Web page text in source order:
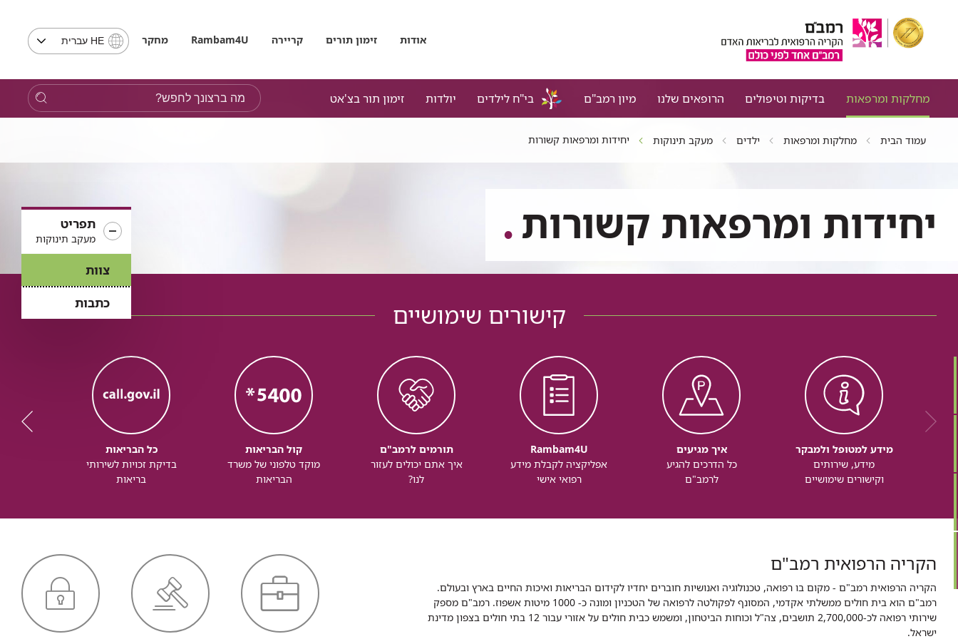
אודות זימון תורים קריירה Rambam4U מחקר
בחירת
שים
לב,
בבחירת
HE עברית
מחלקות ומרפאות בדיקות וטיפולים הרופאים שלנו מיון רמב"ם בי"ח לילדים יולדות זימון תור בצ'אט
מה
ברצונך
לחפש?
עמוד הבית מחלקות ומרפאות ילדים מעקב תינוקות יחידות ומרפאות קשורות
תפריט
מעקב תינוקות
צוות
כתבות
יחידות ומרפאות קשורות
קישורים שימושיים
מידע למטופל ולמבקר
מידע, שירותים
וקישורים שימושיים
איך מגיעים
כל הדרכים להגיע
לרמב"ם
Rambam4U
אפליקציה לקבלת מידע
רפואי אישי
תורמים לרמב"ם
איך אתם יכולים לעזור
לנו?
קול הבריאות
מוקד טלפוני של משרד
הבריאות
כל הבריאות
בדיקת זכויות לשירותי
בריאות
הקריה הרפואית רמב"ם
הקריה הרפואית רמב"ם - מקום בו רפואה, טכנולוגיה ואנושיות חוברים יחדיו לקידום הבריאות ואיכות החיים בארץ ובעולם.
רמב"ם הוא בית חולים ממשלתי אקדמי, המסונף לפקולטה לרפואה של הטכניון ומונה כ- 1000 מיטות אשפוז. רמב"ם מספק
שירותי רפואה לכ-2,700,000 תושבים, צה"ל וכוחות הביטחון, ומשמש כבית חולים על אזורי עבור 12 בתי חולים בצפון מדינת
ישראל.